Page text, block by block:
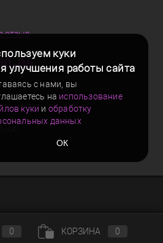
куки
улучшения работы сайта
с нами, вы
на использование
куки и обработку
данных
ОК
отзыв
05
0 КОРЗИНА 0